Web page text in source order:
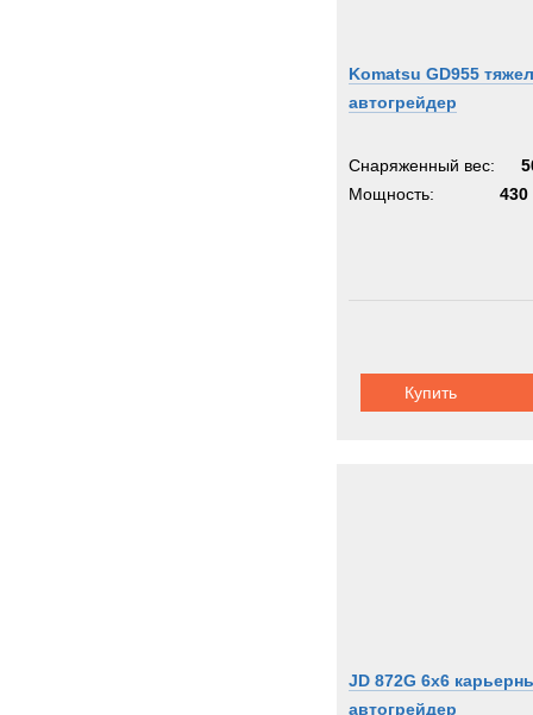
Komatsu GD955
автогрейдер
Снаряженный вес:
Мощность:
430
Купить
JD 872G 6x6
автогрейдер